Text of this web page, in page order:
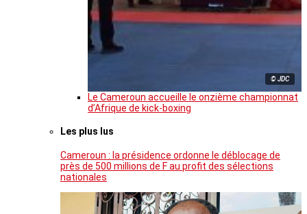
© JDC
Le Cameroun accueille le onzième championnat
d’Afrique de kick-boxing
Les plus lus
Cameroun : la présidence ordonne le déblocage de
près de 500 millions de F au profit des sélections
nationales